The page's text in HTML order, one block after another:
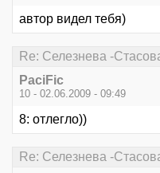
автор видел тебя)
Re: Селезнева -
PaciFic
10 - 02.06.2009 - 09:49
8: отлегло))
Re: Селезнева -